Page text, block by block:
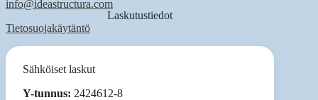
info@ideastructura.com
Tietosuojakäytäntö
Laskutustiedot
Sähköiset laskut
Y-tunnus: 2424612-8